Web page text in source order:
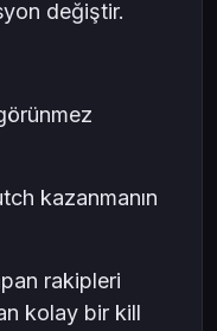
değiştir.
kazanmanın
rakipleri
kolay bir kill